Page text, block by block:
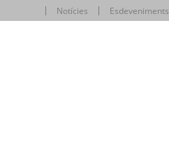
Notícies Esdeveniments